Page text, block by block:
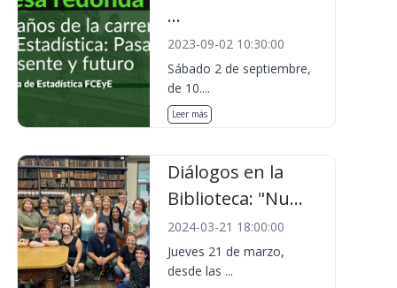
...
2023-09-02 10:30:00
Sábado 2 de septiembre,
de 10....
Leer más
Diálogos en la
Biblioteca: "Nu...
2024-03-21 18:00:00
Jueves 21 de marzo,
desde las ...